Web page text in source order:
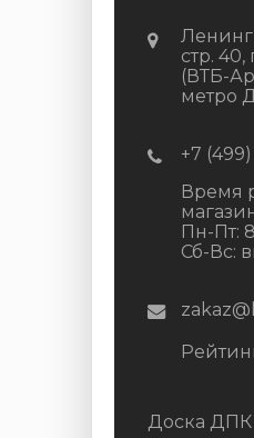
стр. 40,
(ВТБ-
метро
+7
Время
Пн-Пт:
Сб-Вс:
Доска ДПК